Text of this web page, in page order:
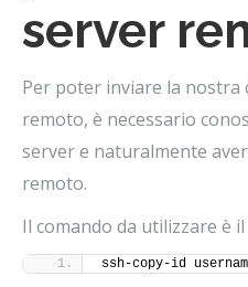
server
Per poter inviare la nostra
remoto, è necessario
server e naturalmente
remoto.
Il comando da utilizzare è
ssh-copy-id